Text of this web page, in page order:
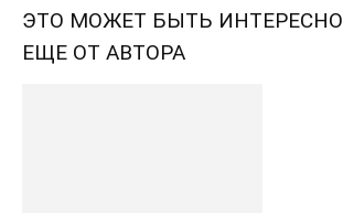
ЭТО МОЖЕТ БЫТЬ ИНТЕРЕСНО
ЕЩЕ ОТ АВТОРА